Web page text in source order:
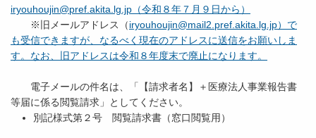
iryouhoujin@pref.akita.lg.jp（令和８年７月９日から）
※旧メールアドレス（iryouhoujin@mail2.pref.akita.lg.jp）で
も受信できますが、なるべく現在のアドレスに送信をお願いしま
す。なお、旧アドレスは令和８年度末で廃止になります。
電子メールの件名は、「【請求者名】＋医療法人事業報告書
等届に係る閲覧請求」としてください。
別記様式第２号 閲覧請求書（窓口閲覧用）